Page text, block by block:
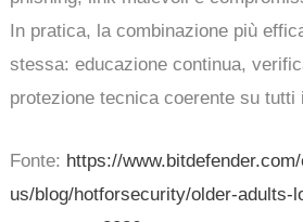
In pratica, la combinazione più
stessa: educazione continua,
protezione tecnica coerente su tutti
Fonte: https://
us/blog/hotforsecurity/older-adults-